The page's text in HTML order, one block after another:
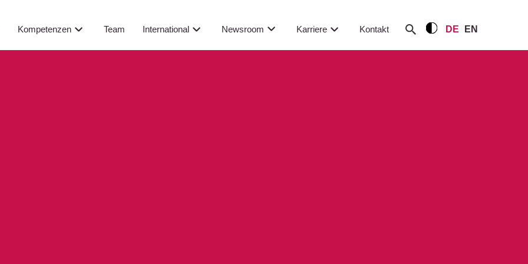
Kompetenzen Team International Newsroom Karriere Kontakt DE EN